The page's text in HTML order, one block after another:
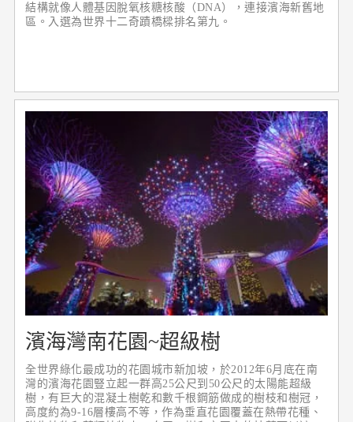
結構就像人體基因脫氧核糖核酸（DNA），連接濱海新舊地
區。入選為世界十二奇蹟橋樑排名第九。
濱海灣南花園~超級樹
全世界綠化最成功的花園城市新加坡，於2012年6月底在南
灣的濱海花園豎立起一群高25公尺到50公尺的太陽能超級
樹，有巨大的混凝土樹乾和數千根鋼筋做成的樹枝和樹冠，
高度約為9-16層樓高不等，作為垂直花園覆蓋在熱帶花種、